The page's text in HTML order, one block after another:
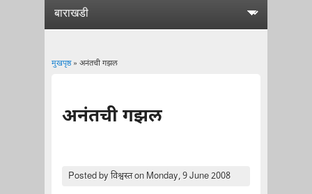
मुखपृष्ठ» अनंतची गझल
अनंतची गझल
Posted byविश्वस्तon Monday, 9 June 2008